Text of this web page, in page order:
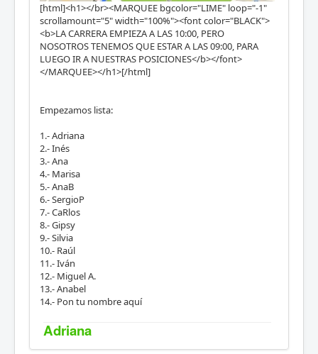
[html]<h1></br><MARQUEE bgcolor="LIME" loop="-1"
scrollamount="5" width="100%"><font color="BLACK">
<b>LA CARRERA EMPIEZA A LAS 10:00, PERO
NOSOTROS TENEMOS QUE ESTAR A LAS 09:00, PARA
LUEGO IR A NUESTRAS POSICIONES</b></font>
</MARQUEE></h1>[/html]
Empezamos lista:
1.- Adriana
2.- Inés
3.- Ana
4.- Marisa
5.- AnaB
6.- SergioP
7.- CaRlos
8.- Gipsy
9.- Silvia
10.- Raúl
11.- Iván
12.- Miguel A.
13.- Anabel
14.- Pon tu nombre aquí
Adriana